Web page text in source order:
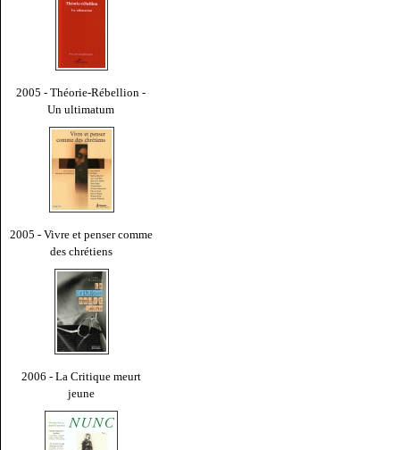
2005 - Théorie-Rébellion -
Un ultimatum
2005 - Vivre et penser comme
des chrétiens
2006 - La Critique meurt
jeune